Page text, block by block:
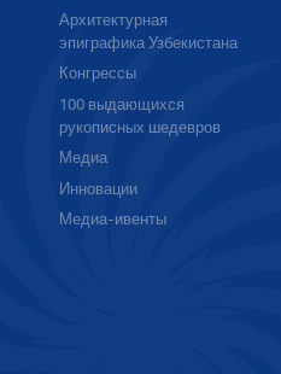
Архитектурная
эпиграфика Узбекистана
Конгрессы
100 выдающихся
рукописных шедевров
Медиа
Инновации
Медиа-ивенты